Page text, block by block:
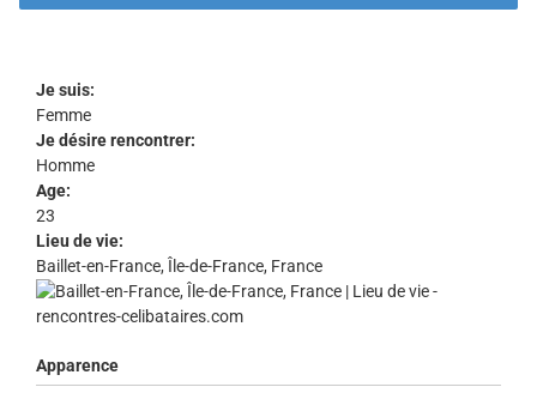
Je suis:
Femme
Je désire rencontrer:
Homme
Age:
23
Lieu de vie:
Baillet-en-France, Île-de-France, France
Apparence